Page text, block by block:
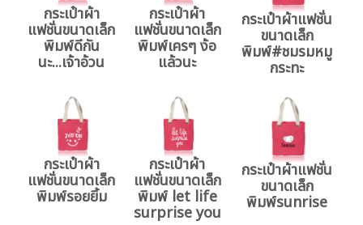
กระเป๋าผ้า
แฟชั่นขนาดเล็ก
พิมพ์ดีกัน
นะ...เจ้าอ้วน
กระเป๋าผ้า
แฟชั่นขนาดเล็ก
พิมพ์เครๆ ง้อ
แล้วนะ
กระเป๋าผ้าแฟชั่น
ขนาดเล็ก
พิมพ์#ชมรมหมู
กระทะ
กระเป๋าผ้า
แฟชั่นขนาดเล็ก
พิมพ์รอยยิ้ม
กระเป๋าผ้า
แฟชั่นขนาดเล็ก
พิมพ์ let life
surprise you
กระเป๋าผ้าแฟชั่น
ขนาดเล็ก
พิมพ์sunrise